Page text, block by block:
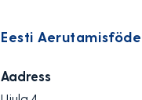
Eesti
Aadress